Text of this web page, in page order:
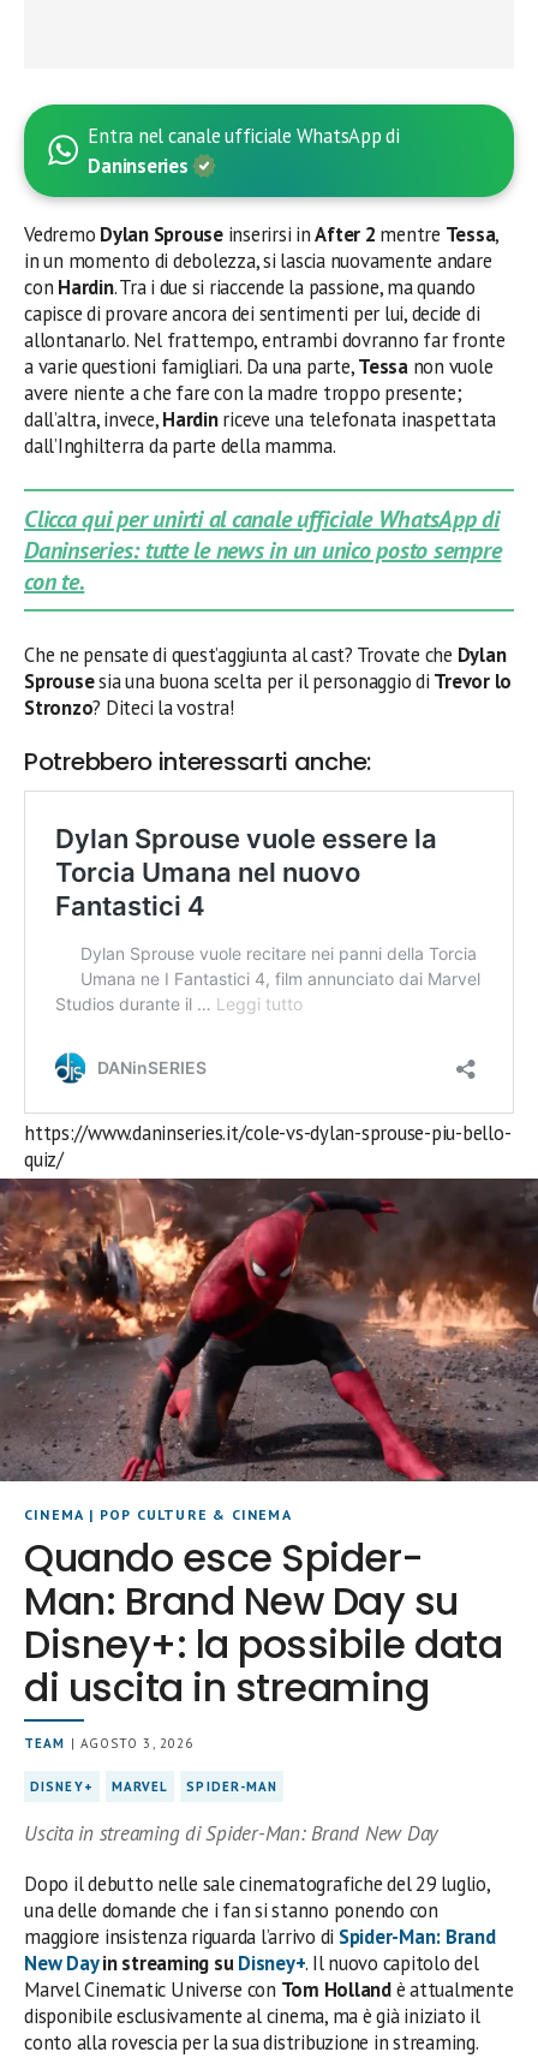
Entra nel canale ufficiale WhatsApp di
Daninseries
Vedremo Dylan Sprouseinserirsi inAfter 2 mentre Tessa,
in un momento di debolezza, si lascia nuovamente andare
con Hardin. Tra i due si riaccende la passione, ma quando
capisce di provare ancora dei sentimenti per lui, decide di
allontanarlo. Nel frattempo, entrambi dovranno far fronte
a varie questioni famigliari. Da una parte,Tessanon vuole
avere niente a che fare con la madre troppo presente;
dall’altra, invece,Hardinriceve una telefonata inaspettata
dall’Inghilterra da parte della mamma.
Clicca qui per unirti al canale ufficiale WhatsApp di
Daninseries: tutte le news in un unico posto sempre
con te.
Che ne pensate di quest’aggiunta al cast? Trovate che Dylan
Sprousesia una buona scelta per il personaggio di Trevor lo
Stronzo? Diteci la vostra!
Potrebbero interessarti anche:
https://www.daninseries.it/cole-vs-dylan-sprouse-piu-bello-
quiz/
CINEMA | POP CULTURE & CINEMA
Quando esce Spider-
Man: Brand New Day su
Disney+: la possibile data
di uscita in streaming
TEAM | AGOSTO 3, 2026
DISNEY+ MARVEL SPIDER-MAN
Uscita in streaming di Spider-Man: Brand New Day
Dopo il debutto nelle sale cinematografiche del 29 luglio,
una delle domande che i fan si stanno ponendo con
maggiore insistenza riguarda l’arrivo di Spider-Man: Brand
New Dayin streaming suDisney+. Il nuovo capitolo del
Marvel Cinematic Universe con Tom Hollandè attualmente
disponibile esclusivamente al cinema, ma è già iniziato il
conto alla rovescia per la sua distribuzione in streaming.